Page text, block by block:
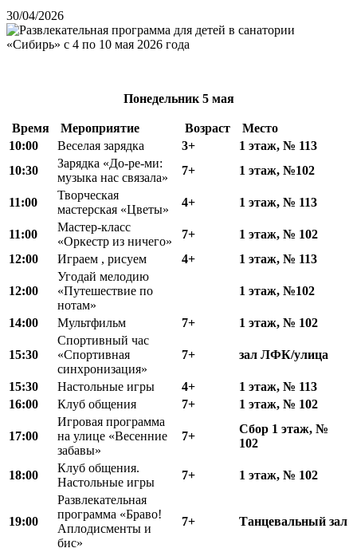
30/04/2026
Понедельник 5 мая
Время Мероприятие Возраст
Место
10:00
Веселая зарядка 3+
1 этаж, № 113
10:30
Зарядка «До-ре-ми:
музыка нас связала»
7+ 1 этаж, №102
11:00
Творческая
мастерская «Цветы»
4+ 1 этаж, № 113
11:00
Мастер-класс
«Оркестр из ничего»
7+
1 этаж, № 102
12:00
Играем , рисуем 4+ 1 этаж, № 113
12:00
Угодай мелодию
«Путешествие по
нотам»
1 этаж, №102
14:00 Мультфильм 7+ 1 этаж, № 102
15:30
Спортивный час
«Спортивная
синхронизация»
7+ зал ЛФК/улица
15:30 Настольные игры 4+
1 этаж, № 113
16:00
Клуб общения 7+ 1 этаж, № 102
17:00
Игровая программа
на улице «Весенние
забавы»
7+
Сбор 1 этаж, №
102
18:00
Клуб общения.
Настольные игры
7+ 1 этаж, № 102
19:00
Развлекательная
программа «Браво!
Аплодисменты и
бис»
7+ Танцевальный зал